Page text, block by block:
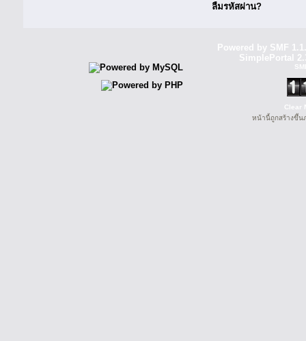
ลืมรหัสผ่าน?
Powered by SMF
SimplePortal
Clear
หน้านี้ถูกสร้างขึ้น